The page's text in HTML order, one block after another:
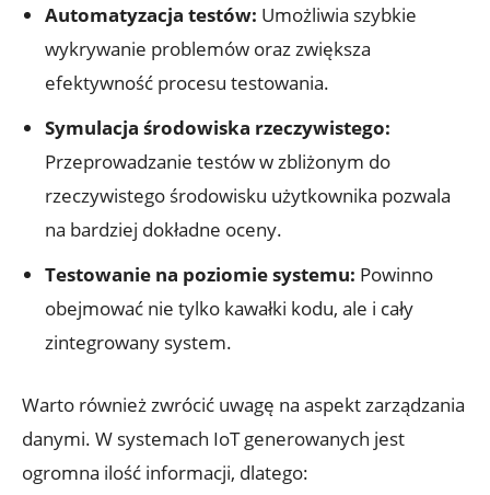
Automatyzacja testów: Umożliwia szybkie
wykrywanie problemów oraz zwiększa
efektywność procesu testowania.
Symulacja środowiska rzeczywistego:
Przeprowadzanie testów w zbliżonym do
rzeczywistego środowisku użytkownika pozwala
na bardziej dokładne oceny.
Testowanie na poziomie systemu: Powinno
obejmować nie tylko kawałki kodu, ale i cały
zintegrowany system.
Warto również zwrócić uwagę na aspekt zarządzania
danymi. W systemach IoT generowanych jest
ogromna ilość informacji, dlatego: